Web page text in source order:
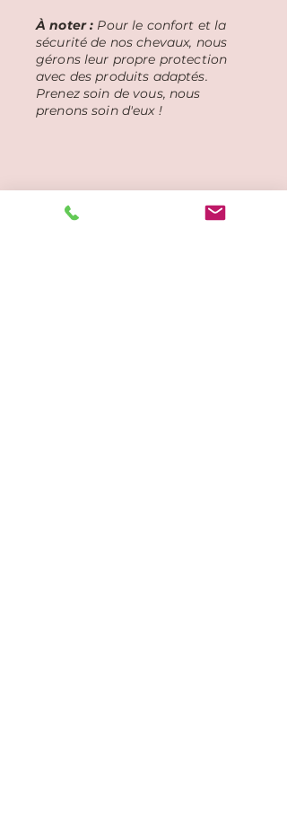
À noter : Pour le confort et la
sécurité de nos chevaux, nous
gérons leur propre protection
avec des produits adaptés.
Prenez soin de vous, nous
prenons soin d'eux !
À très bientôt en selle pour un